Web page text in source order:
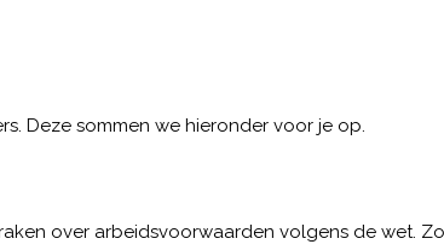
Deze sommen we hieronder voor je op.
over arbeidsvoorwaarden volgens de wet. Zo